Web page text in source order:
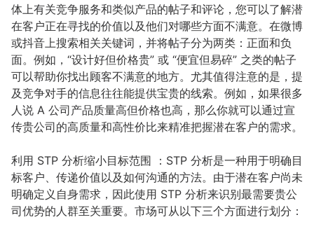
体上有关竞争服务和类似产品的帖子和评论，您可以了解潜
在客户正在寻找的价值以及他们对哪些方面不满意。在微博
或抖音上搜索相关关键词，并将帖子分为两类：正面和负
面。例如，“设计好但价格贵” 或 “便宜但易碎” 之类的帖子
可以帮助你找出顾客不满意的地方。尤其值得注意的是，提
及竞争对手的信息往往能提供宝贵的线索。例如，如果很多
人说 A 公司产品质量高但价格也高，那么你就可以通过宣
传贵公司的高质量和高性价比来精准把握潜在客户的需求。
利用 STP 分析缩小目标范围 ：STP 分析是一种用于明确目
标客户、传递价值以及如何沟通的方法。由于潜在客户尚未
明确定义自身需求，因此使用 STP 分析来识别最需要贵公
司优势的人群至关重要。市场可从以下三个方面进行划分：